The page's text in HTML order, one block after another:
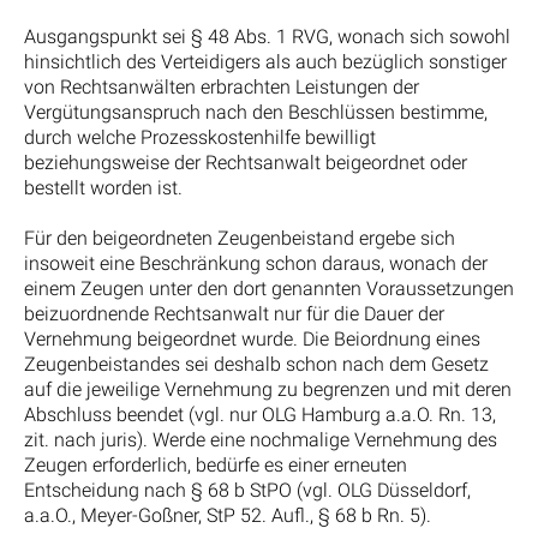
Ausgangspunkt sei § 48 Abs. 1 RVG, wonach sich sowohl
hinsichtlich des Verteidigers als auch bezüglich sonstiger
von Rechtsanwälten erbrachten Leistungen der
Vergütungsanspruch nach den Beschlüssen bestimme,
durch welche Prozesskostenhilfe bewilligt
beziehungsweise der Rechtsanwalt beigeordnet oder
bestellt worden ist.
Für den beigeordneten Zeugenbeistand ergebe sich
insoweit eine Beschränkung schon daraus, wonach der
einem Zeugen unter den dort genannten Voraussetzungen
beizuordnende Rechtsanwalt nur für die Dauer der
Vernehmung beigeordnet wurde. Die Beiordnung eines
Zeugenbeistandes sei deshalb schon nach dem Gesetz
auf die jeweilige Vernehmung zu begrenzen und mit deren
Abschluss beendet (vgl. nur OLG Hamburg a.a.O. Rn. 13,
zit. nach juris). Werde eine nochmalige Vernehmung des
Zeugen erforderlich, bedürfe es einer erneuten
Entscheidung nach § 68 b StPO (vgl. OLG Düsseldorf,
a.a.O., Meyer-Goßner, StP 52. Aufl., § 68 b Rn. 5).